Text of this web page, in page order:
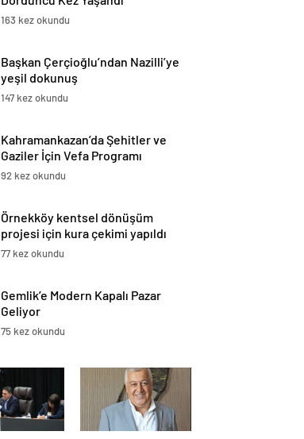
163 kez okundu
Başkan Çerçioğlu’ndan Nazilli’ye
yeşil dokunuş
147 kez okundu
Kahramankazan’da Şehitler ve
Gaziler İçin Vefa Programı
92 kez okundu
Örnekköy kentsel dönüşüm
projesi için kura çekimi yapıldı
77 kez okundu
Gemlik’e Modern Kapalı Pazar
Geliyor
75 kez okundu